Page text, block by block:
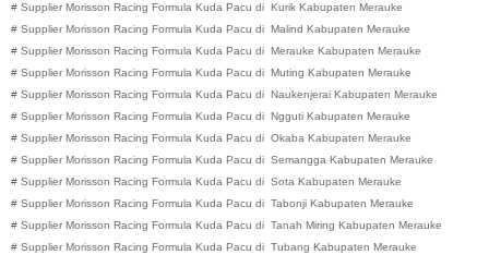
# Supplier Morisson Racing Formula Kuda Pacu di Kurik Kabupaten Merauke
# Supplier Morisson Racing Formula Kuda Pacu di Malind Kabupaten Merauke
# Supplier Morisson Racing Formula Kuda Pacu di Merauke Kabupaten Merauke
# Supplier Morisson Racing Formula Kuda Pacu di Muting Kabupaten Merauke
# Supplier Morisson Racing Formula Kuda Pacu di Naukenjerai Kabupaten Merauke
# Supplier Morisson Racing Formula Kuda Pacu di Ngguti Kabupaten Merauke
# Supplier Morisson Racing Formula Kuda Pacu di Okaba Kabupaten Merauke
# Supplier Morisson Racing Formula Kuda Pacu di Semangga Kabupaten Merauke
# Supplier Morisson Racing Formula Kuda Pacu di Sota Kabupaten Merauke
# Supplier Morisson Racing Formula Kuda Pacu di Tabonji Kabupaten Merauke
# Supplier Morisson Racing Formula Kuda Pacu di Tanah Miring Kabupaten Merauke
# Supplier Morisson Racing Formula Kuda Pacu di Tubang Kabupaten Merauke